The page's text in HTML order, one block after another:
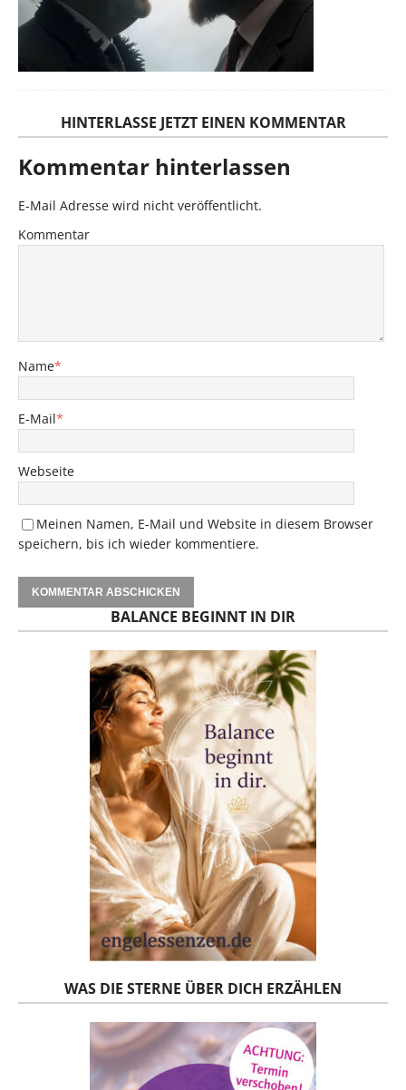
HINTERLASSE JETZT EINEN KOMMENTAR
Kommentar hinterlassen
E-Mail Adresse wird nicht veröffentlicht.
Kommentar
Name*
E-Mail*
Webseite
Meinen Namen, E-Mail und Website in diesem Browser
speichern, bis ich wieder kommentiere.
BALANCE BEGINNT IN DIR
WAS DIE STERNE ÜBER DICH ERZÄHLEN